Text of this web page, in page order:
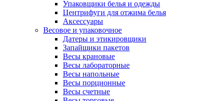
Упаковщики белья и одежды
Центрифуги для отжима белья
Аксессуары
Весовое и упаковочное
Датеры и этикировщики
Запайщики пакетов
Весы крановые
Весы лабораторные
Весы напольные
Весы порционные
Весы счетные